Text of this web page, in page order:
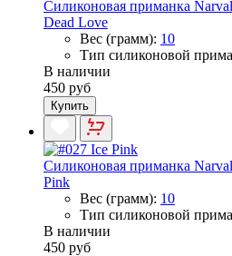
Силиконовая приманка
Dead Love
Вес (грамм): 10
Тип силиконовой
В наличии
450 руб
Купить
Силиконовая приманка
Pink
Вес (грамм): 10
Тип силиконовой
В наличии
450 руб